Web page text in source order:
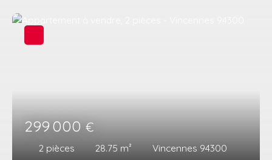
299 000€
2 pièces 28.75 m² Vincennes 94300